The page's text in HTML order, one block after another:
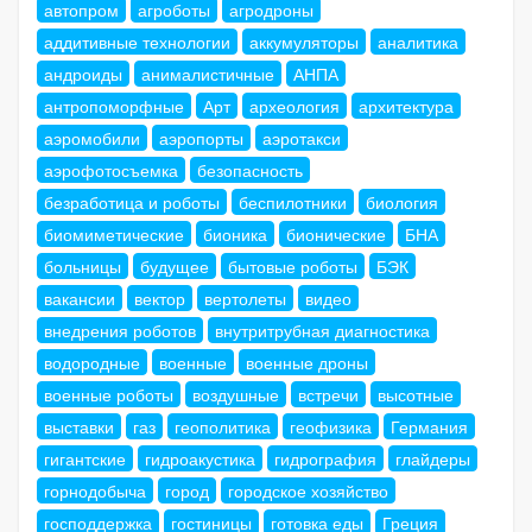
автопром агроботы
агродроны
аддитивные технологии
аккумуляторы
аналитика
андроиды
анималистичные
АНПА
антропоморфные
Арт археология
архитектура
аэромобили
аэропорты
аэротакси
аэрофотосъемка
безопасность
безработица и роботы
беспилотники
биология
биомиметические
бионика бионические
БНА
больницы
будущее бытовые роботы
БЭК
вакансии
вектор вертолеты
видео
внедрения роботов
внутритрубная диагностика
водородные
военные
военные дроны
военные роботы
воздушные встречи
высотные
выставки
газ геополитика геофизика
Германия
гигантские
гидроакустика гидрография
глайдеры
горнодобыча
город
городское хозяйство
господдержка
гостиницы готовка еды Греция